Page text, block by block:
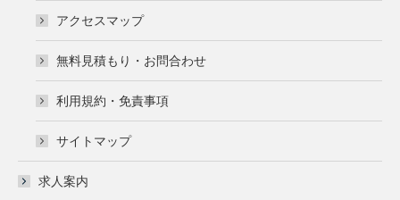
アクセスマップ
無料見積もり・お問合わせ
利用規約・免責事項
サイトマップ
求人案内